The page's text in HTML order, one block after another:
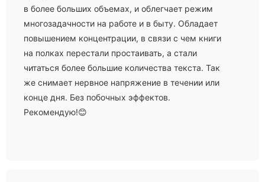
в более больших объемах, и облегчает режим
многозадачности на работе и в быту. Обладает
повышением концентрации, в связи с чем книги
на полках перестали простаивать, а стали
читаться более большие количества текста. Так
же снимает нервное напряжение в течении или
конце дня. Без побочных эффектов.
Рекомендую!😊